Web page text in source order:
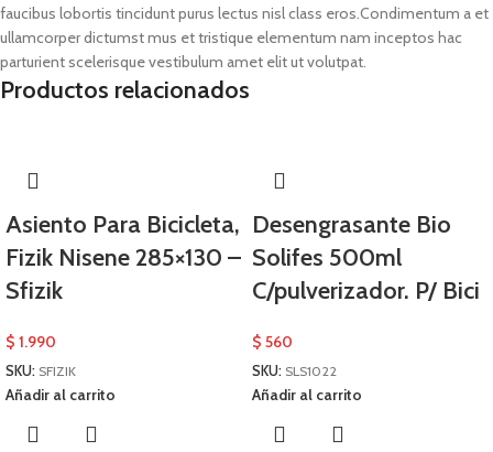
faucibus lobortis tincidunt purus lectus nisl class eros.Condimentum a et
ullamcorper dictumst mus et tristique elementum nam inceptos hac
parturient scelerisque vestibulum amet elit ut volutpat.
Productos relacionados
Asiento Para Bicicleta,
Fizik Nisene 285×130 –
Sfizik
$ 1.990
SKU: SFIZIK
Añadir al carrito
Desengrasante Bio
Solifes 500ml
C/pulverizador. P/ Bici
$ 560
SKU: SLS1022
Añadir al carrito